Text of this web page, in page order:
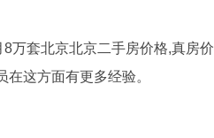
套北京北京二手房价格,真房
在这方面有更多经验。